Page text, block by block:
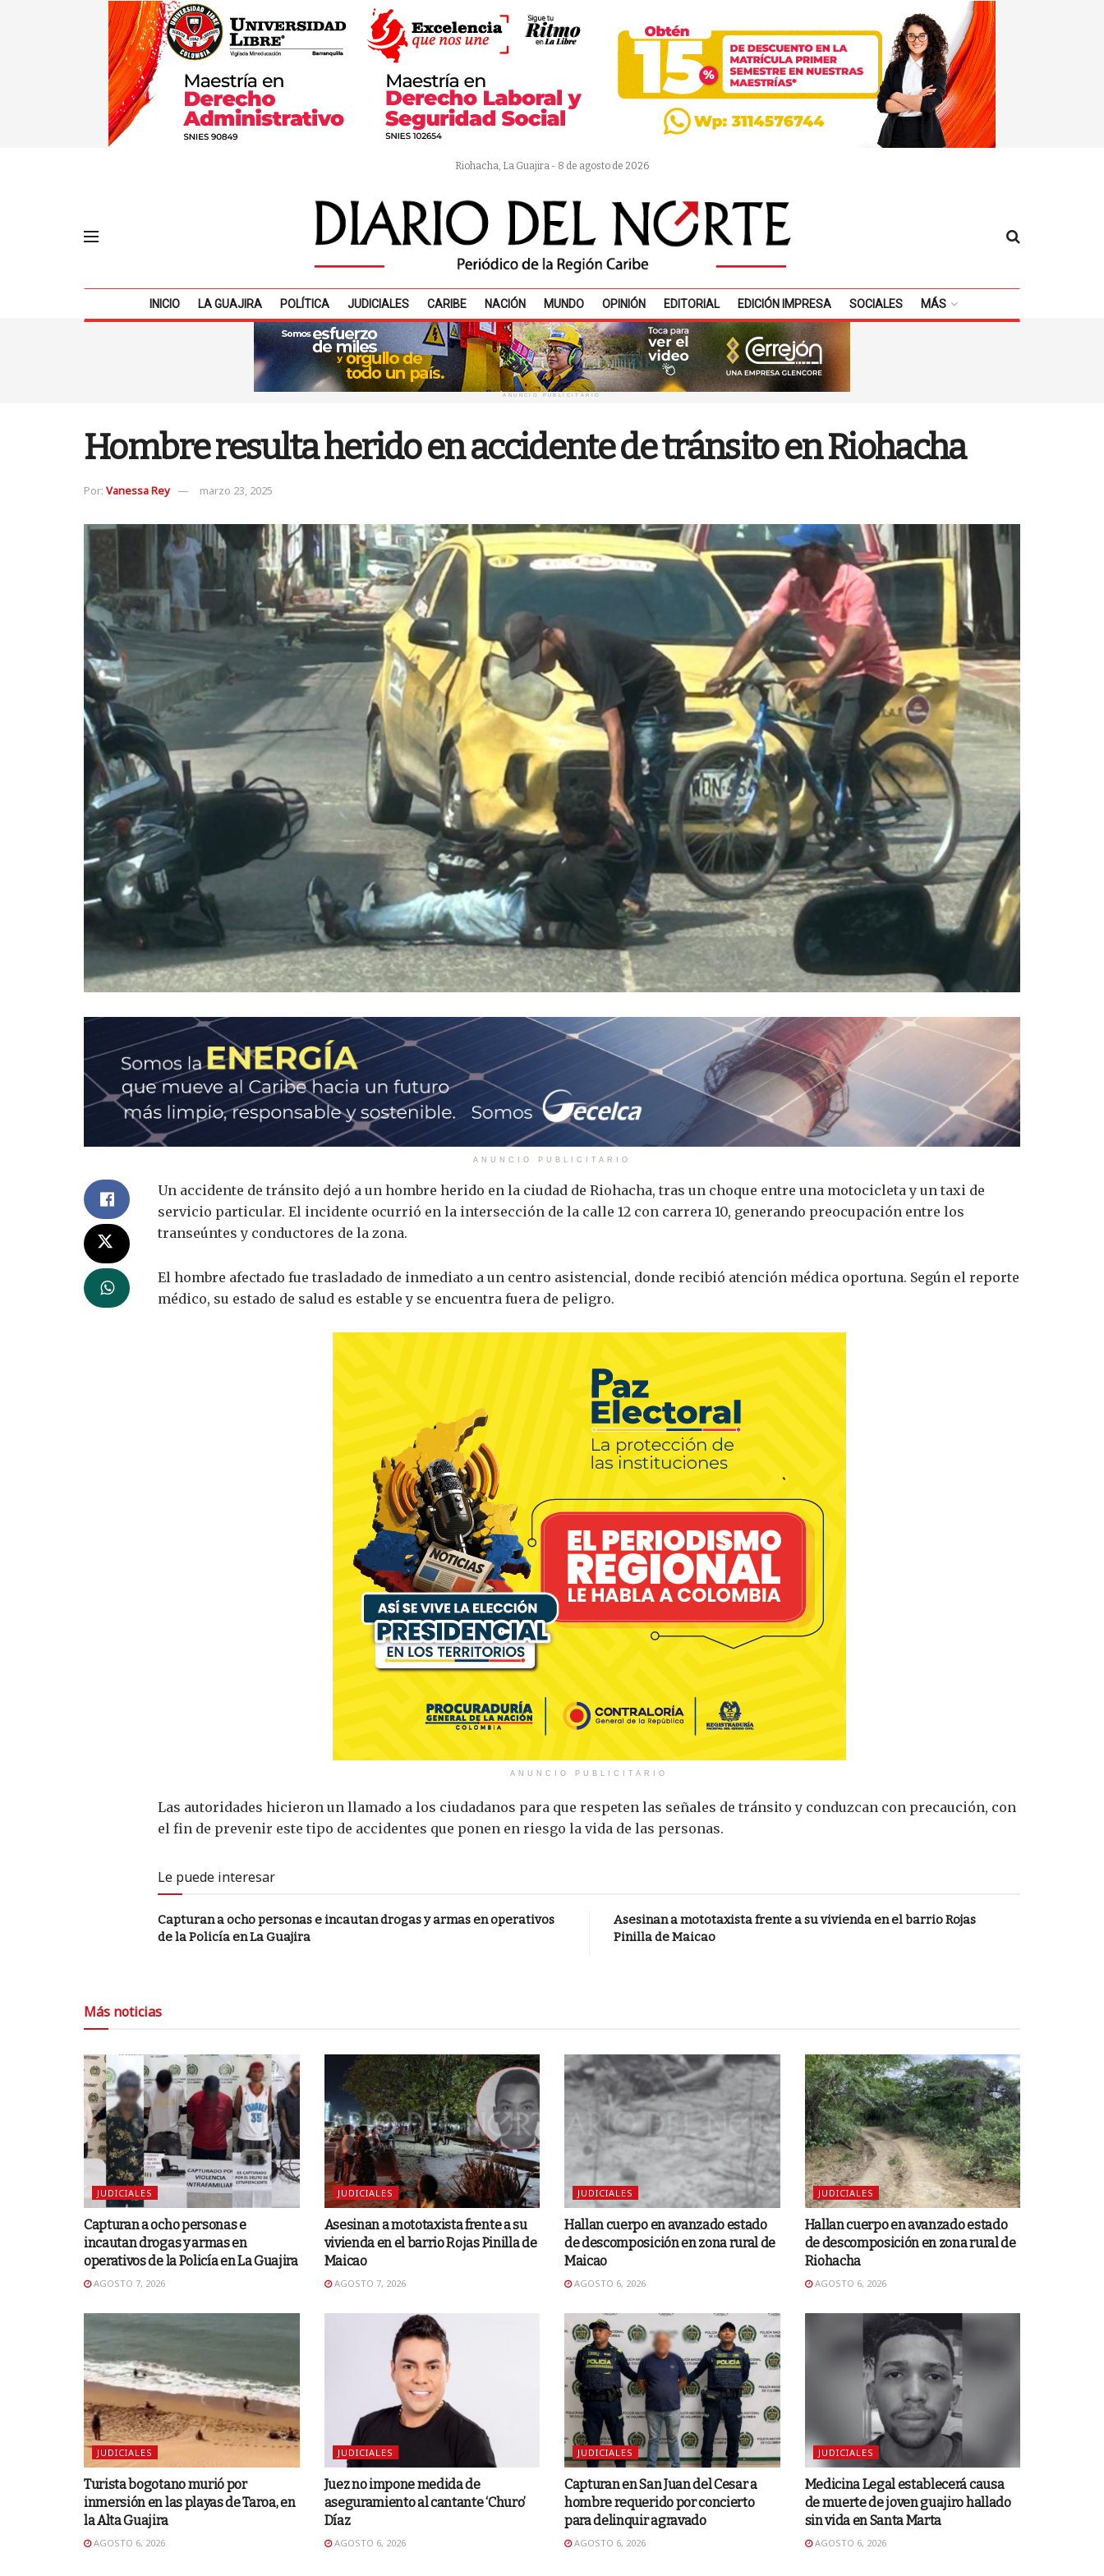
Riohacha, La Guajira - 8 de agosto de 2026
INICIO LA GUAJIRA POLÍTICA JUDICIALES CARIBE NACIÓN MUNDO OPINIÓN EDITORIAL EDICIÓN IMPRESA SOCIALES MÁS
ANUNCIO PUBLICITARIO
Hombre resulta herido en accidente de tránsito en Riohacha
Por: Vanessa Rey marzo 23, 2025
ANUNCIO PUBLICITARIO
Un accidente de tránsito dejó a un hombre herido en la ciudad de Riohacha, tras un choque entre una motocicleta y un taxi de
servicio particular. El incidente ocurrió en la intersección de la calle 12 con carrera 10, generando preocupación entre los
transeúntes y conductores de la zona.
El hombre afectado fue trasladado de inmediato a un centro asistencial, donde recibió atención médica oportuna. Según el reporte
médico, su estado de salud es estable y se encuentra fuera de peligro.
ANUNCIO PUBLICITARIO
Las autoridades hicieron un llamado a los ciudadanos para que respeten las señales de tránsito y conduzcan con precaución, con
el fin de prevenir este tipo de accidentes que ponen en riesgo la vida de las personas.
Le puede interesar
Capturan a ocho personas e incautan drogas y armas en operativos
de la Policía en La Guajira
Asesinan a mototaxista frente a su vivienda en el barrio Rojas
Pinilla de Maicao
Más noticias
JUDICIALES
Capturan a ocho personas e
incautan drogas y armas en
operativos de la Policía en La Guajira
AGOSTO 7, 2026
JUDICIALES
Asesinan a mototaxista frente a su
vivienda en el barrio Rojas Pinilla de
Maicao
AGOSTO 7, 2026
JUDICIALES
Hallan cuerpo en avanzado estado
de descomposición en zona rural de
Maicao
AGOSTO 6, 2026
JUDICIALES
Hallan cuerpo en avanzado estado
de descomposición en zona rural de
Riohacha
AGOSTO 6, 2026
JUDICIALES
Turista bogotano murió por
inmersión en las playas de Taroa, en
la Alta Guajira
AGOSTO 6, 2026
JUDICIALES
Juez no impone medida de
aseguramiento al cantante ‘Churo’
Díaz
AGOSTO 6, 2026
JUDICIALES
Capturan en San Juan del Cesar a
hombre requerido por concierto
para delinquir agravado
AGOSTO 6, 2026
JUDICIALES
Medicina Legal establecerá causa
de muerte de joven guajiro hallado
sin vida en Santa Marta
AGOSTO 6, 2026